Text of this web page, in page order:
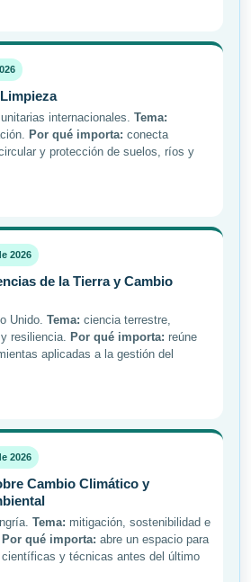
internacionales. Tema:
Por qué importa: conecta
y protección de suelos, ríos y
2026
de la Tierra y Cambio
Unido. Tema: ciencia terrestre,
resiliencia. Por qué importa: reúne
aplicadas a la gestión del
2026
Cambio Climático y
Tema: mitigación, sostenibilidad e
Por qué importa: abre un espacio para
y técnicas antes del último